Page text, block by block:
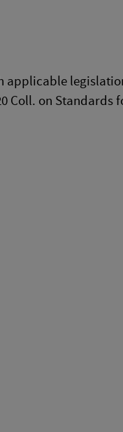
applicable
Coll. on